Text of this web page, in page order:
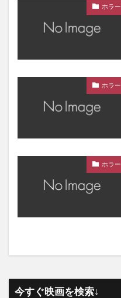
ホラー
ホラー
ホラー
今すぐ映画を検索↓